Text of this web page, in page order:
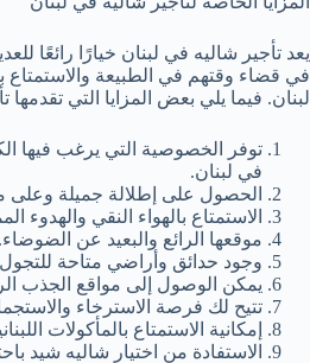
يعد تأجير شاليه في لبنان خيارًا رائعًا
في قضاء وقتهم في الطبيعة والاستمتاع
لبنان. فيما يلي بعض المزايا التي تقدمها
توفر الخصوصية التي يرغب فيها
في لبنان.
الحصول على إطلالة جميلة
الاستمتاع بالهواء النقي والهدوء
موقعها الرائع والبعيد عن الضوضاء.
وجود حدائق وأراضي متاحة للتجول
يمكن الوصول إلى مواقع الجذب
تتيح لك فرصة الاسترخاء
إمكانية الاستمتاع بالمأكولات
الاستفادة من اختيار شاليه شيد